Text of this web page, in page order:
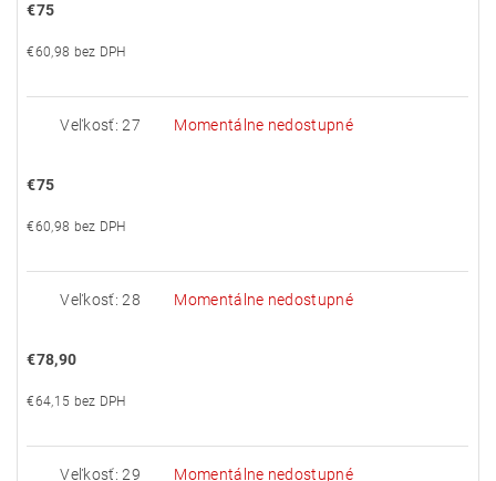
€75
€60,98 bez DPH
Veľkosť: 27 Momentálne nedostupné
€75
€60,98 bez DPH
Veľkosť: 28 Momentálne nedostupné
€78,90
€64,15 bez DPH
Veľkosť: 29 Momentálne nedostupné